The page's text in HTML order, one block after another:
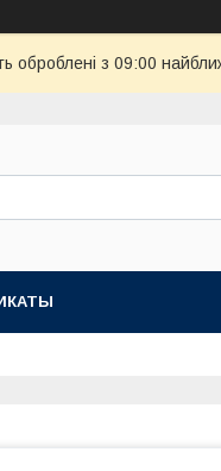
оброблені з 09:00